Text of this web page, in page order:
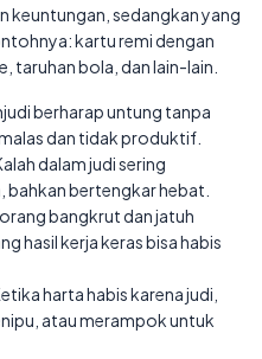
keuntungan, sedangkan yang
kartu remi dengan
taruhan bola, dan lain-lain.
berharap untung tanpa
dan tidak produktif.
dalam judi sering
bertengkar hebat.
bangkrut dan jatuh
hasil kerja keras bisa habis
harta habis karena judi,
atau merampok untuk